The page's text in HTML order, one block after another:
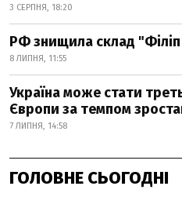
3 СЕРПНЯ, 18:20
РФ знищила склад "Філіп
8 ЛИПНЯ, 11:55
Україна може стати
Європи за темпом
7 ЛИПНЯ, 14:58
ГОЛОВНЕ СЬОГОДНІ